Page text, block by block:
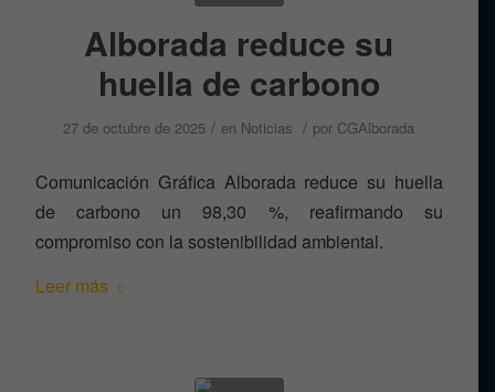
Alborada reduce su
huella de carbono
27 de octubre de 2025 / en Noticias / por CGAlborada
Comunicación Gráfica Alborada reduce su huella
de carbono un 98,30 %, reafirmando su
compromiso con la sostenibilidad ambiental.
Leer más